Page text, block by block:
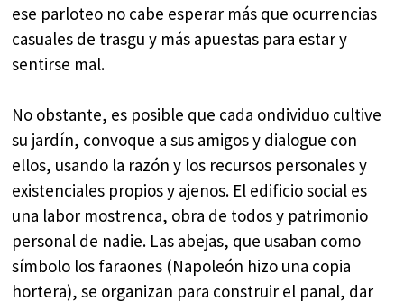
ese parloteo no cabe esperar más que ocurrencias
casuales de trasgu y más apuestas para estar y
sentirse mal.
No obstante, es posible que cada ondividuo cultive
su jardín, convoque a sus amigos y dialogue con
ellos, usando la razón y los recursos personales y
existenciales propios y ajenos. El edificio social es
una labor mostrenca, obra de todos y patrimonio
personal de nadie. Las abejas, que usaban como
símbolo los faraones (Napoleón hizo una copia
hortera), se organizan para construir el panal, dar